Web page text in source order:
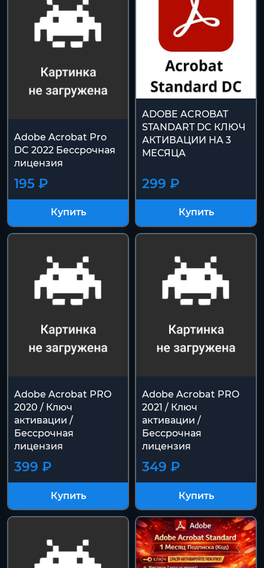
Adobe Acrobat Pro
DC 2022 Бессрочная
лицензия
195 ₽
Купить
ADOBE ACROBAT
STANDART DC КЛЮЧ
АКТИВАЦИИ НА 3
МЕСЯЦА
299 ₽
Купить
Adobe Acrobat PRO
2020 / Ключ
активации /
Бессрочная
лицензия
399 ₽
Купить
Adobe Acrobat PRO
2021 / Ключ
активации /
Бессрочная
лицензия
349 ₽
Купить